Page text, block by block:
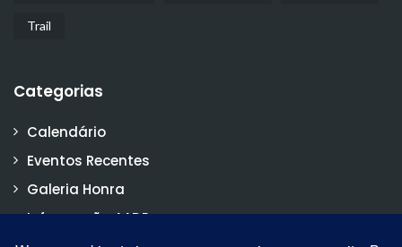
Trail
Categorias
Calendário
Eventos Recentes
Galeria Honra
Informação AADP